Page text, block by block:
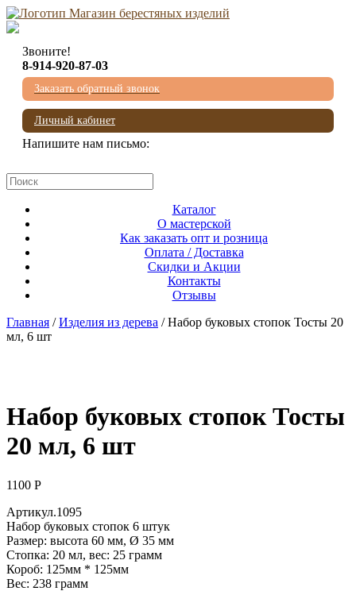
Звоните!
8-914-920-87-03
Заказать обратный звонок
Личный кабинет
Напишите нам письмо:
Каталог
О мастерской
Как заказать опт и розница
Оплата / Доставка
Скидки и Акции
Контакты
Отзывы
Главная /Изделия из дерева / Набор буковых стопок Тосты 20
мл, 6 шт
Набор буковых стопок Тосты
20 мл, 6 шт
1100 Р
Артикул.1095
Набор буковых стопок 6 штук
Размер: высота 60 мм, Ø 35 мм
Стопка: 20 мл, вес: 25 грамм
Короб: 125мм * 125мм
Вес: 238 грамм